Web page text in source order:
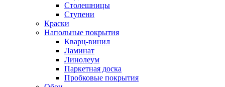
Столешницы
Ступени
Краски
Напольные покрытия
Кварц-винил
Ламинат
Линолеум
Паркетная доска
Пробковые покрытия